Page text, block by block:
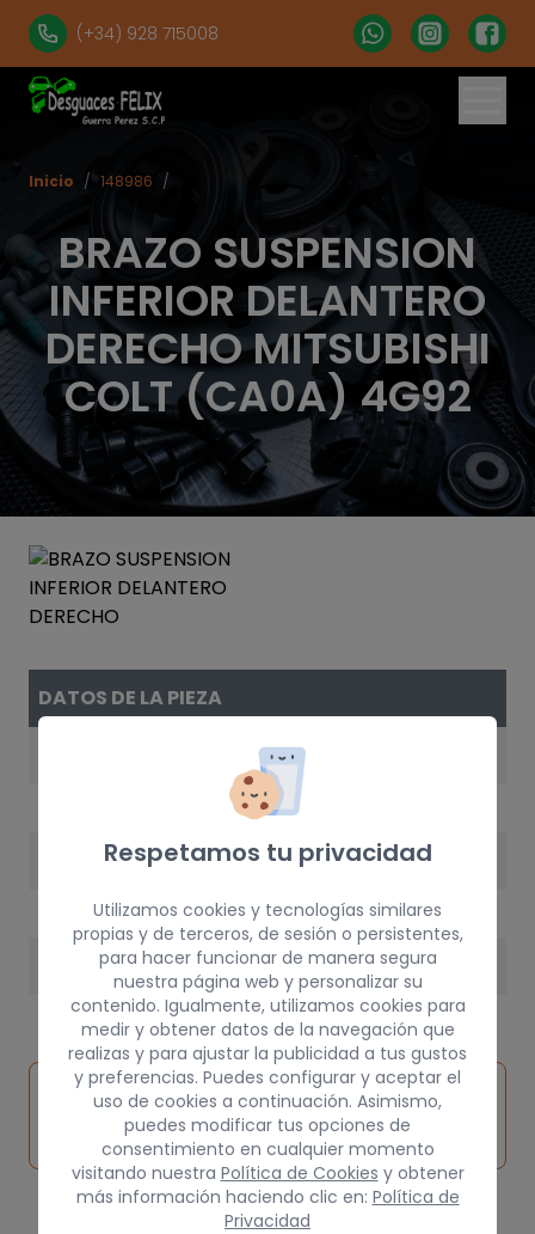
(+34) 928 715008
BRAZO SUSPENSION
INFERIOR DELANTERO
DERECHO MITSUBISHI
COLT (CA0A) 4G92
Inicio / 148986 /
DATOS DE LA PIEZA
5 kg
Inspeccionar
vehículo de
origen
Solicitar
pieza
Consultar
por
Respetamos tu privacidad
Utilizamos cookies y tecnologías similares
propias y de terceros, de sesión o persistentes,
para hacer funcionar de manera segura
nuestra página web y personalizar su
contenido. Igualmente, utilizamos cookies para
medir y obtener datos de la navegación que
realizas y para ajustar la publicidad a tus gustos
y preferencias. Puedes configurar y aceptar el
uso de cookies a continuación. Asimismo,
puedes modificar tus opciones de
consentimiento en cualquier momento
visitando nuestra Política de Cookies y obtener
más información haciendo clic en: Política de
Privacidad